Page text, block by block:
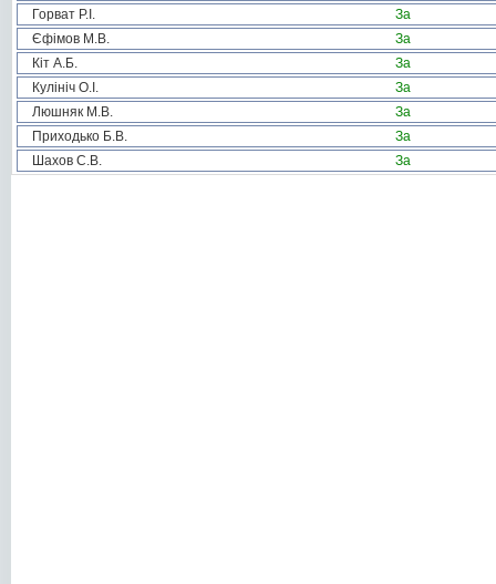
Горват Р.І.
За
Єфімов М.В.
За
Кіт А.Б.
За
Кулініч О.І.
За
Люшняк М.В.
За
Приходько Б.В.
За
Шахов С.В.
За